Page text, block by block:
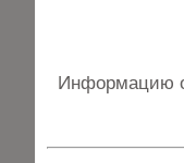
Информацию